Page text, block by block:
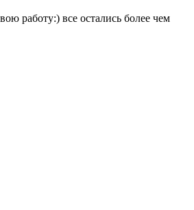
работу:) все остались более чем